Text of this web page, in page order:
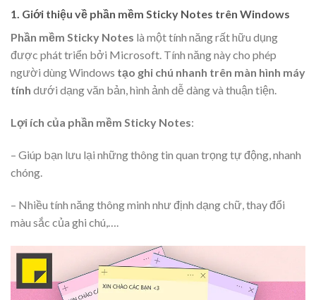
1. Giới thiệu về phần mềm Sticky Notes trên Windows
Phần mềm Sticky Notes là một tính năng rất hữu dụng
được phát triển bởi Microsoft. Tính năng này cho phép
người dùng Windows tạo ghi chú nhanh trên màn hình máy
tính dưới dạng văn bản, hình ảnh dễ dàng và thuận tiện.
Lợi ích của phần mềm Sticky Notes:
– Giúp bạn lưu lại những thông tin quan trọng tự động, nhanh
chóng.
– Nhiều tính năng thông minh như định dạng chữ, thay đổi
màu sắc của ghi chú,….